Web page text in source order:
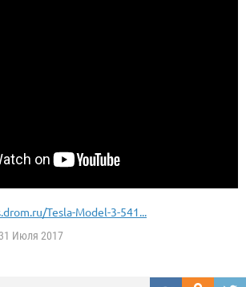
Tesla-Model-3-541...
31 Июля 2017